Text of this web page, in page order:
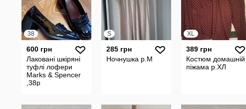
38
600 грн
Лаковані шкіряні
туфлі лофери
Marks & Spencer
,38p
S
285 грн
Ночнушка р.М
XL
389 грн
Костюм домашній
піжама р.ХЛ